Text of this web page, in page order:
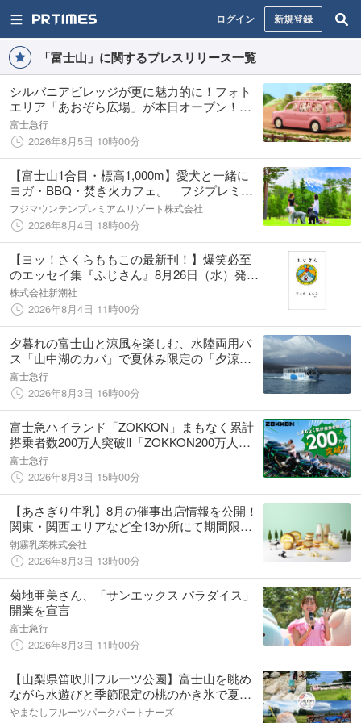
ログイン 新規登録
「富士山」に関するプレスリリース一覧
シルバニアビレッジが更に魅力的に！フォト
エリア「あおぞら広場」が本日オープン！シ
ョップ「森のマーケット」やカフェメニュー
もリニューアル
富士急行
2026年8月5日 10時00分
【富士山1合目・標高1,000m】愛犬と一緒に
ヨガ・BBQ・焚き火カフェ。 フジプレミア
ムリゾート、夏季限定プログラム開催
フジマウンテンプレミアムリゾート株式会社
2026年8月4日 18時00分
【ヨッ！さくらももこの最新刊！】爆笑必至
のエッセイ集『ふじさん』8月26日（水）発売
決定！
株式会社新潮社
2026年8月4日 11時00分
夕暮れの富士山と涼風を楽しむ、水陸両用バ
ス「山中湖のカバ」で夏休み限定の「夕涼み
便」を運航
富士急行
2026年8月3日 16時00分
富士急ハイランド「ZOKKON」まもなく累計
搭乗者数200万人突破‼「ZOKKON200万人突
破セレモニー」8月上旬に開催
富士急行
2026年8月3日 15時00分
【あさぎり牛乳】8月の催事出店情報を公開！
関東・関西エリアなど全13か所にて期間限定
出店
朝霧乳業株式会社
2026年8月3日 13時00分
菊地亜美さん、「サンエックス パラダイス」
開業を宣言
富士急行
2026年8月3日 11時00分
【山梨県笛吹川フルーツ公園】富士山を眺め
ながら水遊びと季節限定の桃のかき氷で夏を
満喫しよう
やまなしフルーツパークパートナーズ